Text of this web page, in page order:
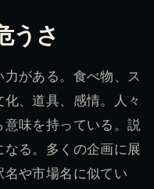
うさ
がある。食べ物、ス
、道具、感情。人々
味を持っている。説
る。多くの企画に展
や市場名に似てい